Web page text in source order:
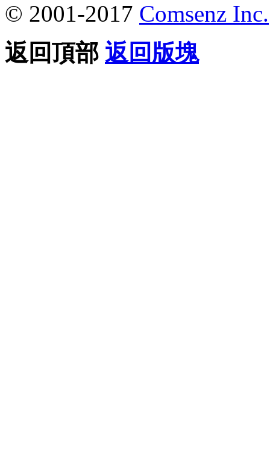
© 2001-2017 Comsenz Inc.
返回頂部 返回版塊